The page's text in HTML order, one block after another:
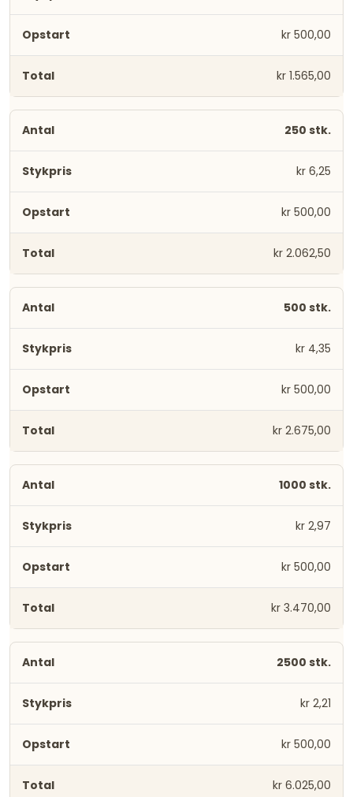
kr 500,00
kr 1.565,00
250 stk.
kr 6,25
kr 500,00
kr 2.062,50
500 stk.
kr 4,35
kr 500,00
kr 2.675,00
1000 stk.
kr 2,97
kr 500,00
kr 3.470,00
2500 stk.
kr 2,21
kr 500,00
kr 6.025,00